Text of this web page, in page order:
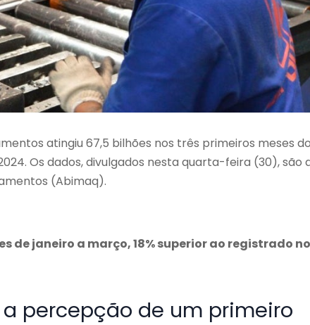
atingiu 67,5 bilhões nos três primeiros meses
Os dados, divulgados nesta quarta-feira (30), são
(Abimaq).
de janeiro a março, 18% superior ao registrado no
percepção de um primeiro